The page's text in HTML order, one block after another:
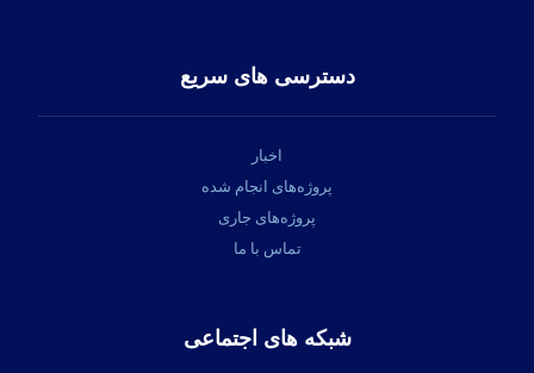
دسترسی های سریع
اخبار
پروژه‌های انجام شده
پروژه‌های جاری
تماس با ما
شبکه های اجتماعی